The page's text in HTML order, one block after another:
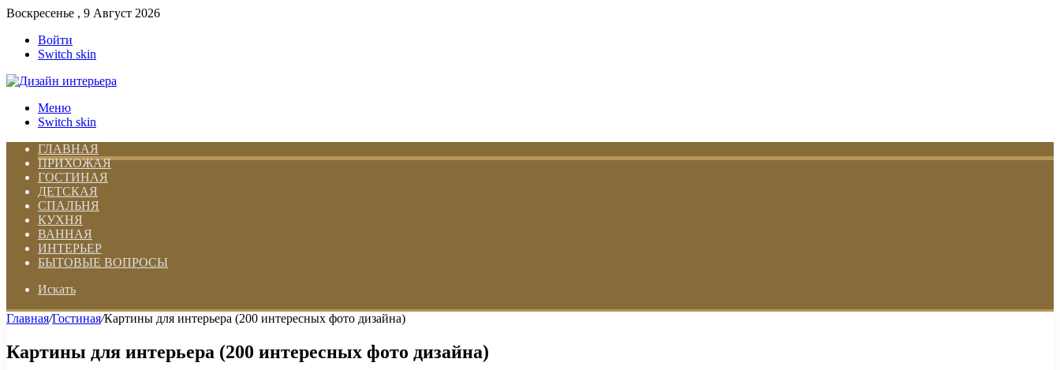
Воскресенье , 9 Август 2026
Войти
Switch skin
Меню
Switch skin
ГЛАВНАЯ
ПРИХОЖАЯ
ГОСТИНАЯ
ДЕТСКАЯ
СПАЛЬНЯ
КУХНЯ
ВАННАЯ
ИНТЕРЬЕР
БЫТОВЫЕ ВОПРОСЫ
Искать
Главная/Гостиная/Картины для интерьера (200 интересных фото дизайна)
Картины для интерьера (200 интересных фото дизайна)